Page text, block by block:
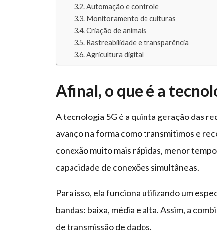
Automação e controle
Monitoramento de culturas
Criação de animais
Rastreabilidade e transparência
Agricultura digital
Afinal, o que é a
A tecnologia 5G é a quinta geração das
avanço na forma como transmitimos e
conexão muito mais rápidas, menor
capacidade de conexões simultâneas.
Para isso, ela funciona utilizando um
bandas: baixa, média e alta. Assim, a
de transmissão de dados.